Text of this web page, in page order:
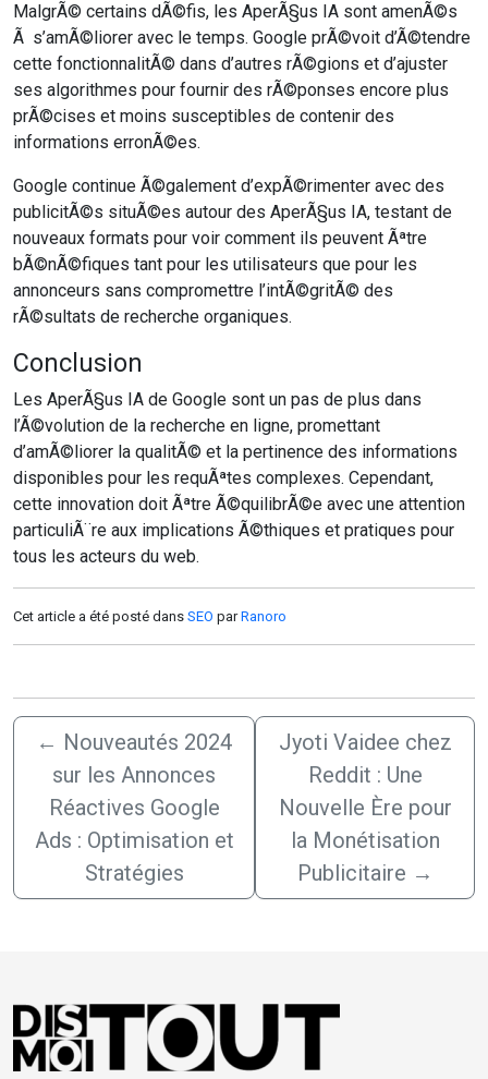
MalgrÃ© certains dÃ©fis, les AperÃ§us IA sont amenÃ©s
Ã s’amÃ©liorer avec le temps. Google prÃ©voit d’Ã©tendre
cette fonctionnalitÃ© dans d’autres rÃ©gions et d’ajuster
ses algorithmes pour fournir des rÃ©ponses encore plus
prÃ©cises et moins susceptibles de contenir des
informations erronÃ©es.
Google continue Ã©galement d’expÃ©rimenter avec des
publicitÃ©s situÃ©es autour des AperÃ§us IA, testant de
nouveaux formats pour voir comment ils peuvent Ãªtre
bÃ©nÃ©fiques tant pour les utilisateurs que pour les
annonceurs sans compromettre l’intÃ©gritÃ© des
rÃ©sultats de recherche organiques.
Conclusion
Les AperÃ§us IA de Google sont un pas de plus dans
l’Ã©volution de la recherche en ligne, promettant
d’amÃ©liorer la qualitÃ© et la pertinence des informations
disponibles pour les requÃªtes complexes. Cependant,
cette innovation doit Ãªtre Ã©quilibrÃ©e avec une attention
particuliÃ¨re aux implications Ã©thiques et pratiques pour
tous les acteurs du web.
Cet article a été posté dans SEO parRanoro
← Nouveautés 2024
sur les Annonces
Réactives Google
Ads : Optimisation et
Stratégies
Jyoti Vaidee chez
Reddit : Une
Nouvelle Ère pour
la Monétisation
Publicitaire →